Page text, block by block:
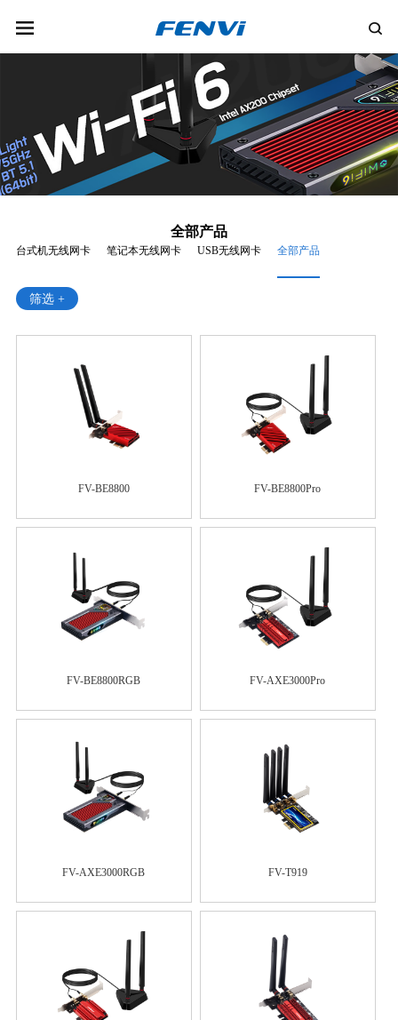
全部产品
台式机无线网卡 笔记本无线网卡 USB无线网卡 全部产品
筛选 +
FV-BE8800 FV-BE8800Pro
FV-BE8800RGB FV-AXE3000Pro
FV-AXE3000RGB FV-T919